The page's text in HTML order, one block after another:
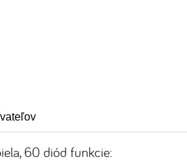
60 diód funkcie: